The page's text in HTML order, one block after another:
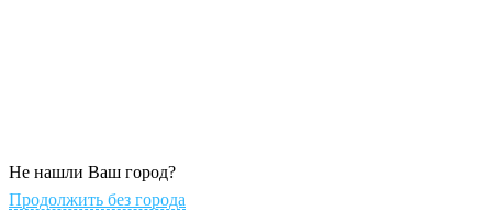
Не нашли Ваш город?
Продолжить без города